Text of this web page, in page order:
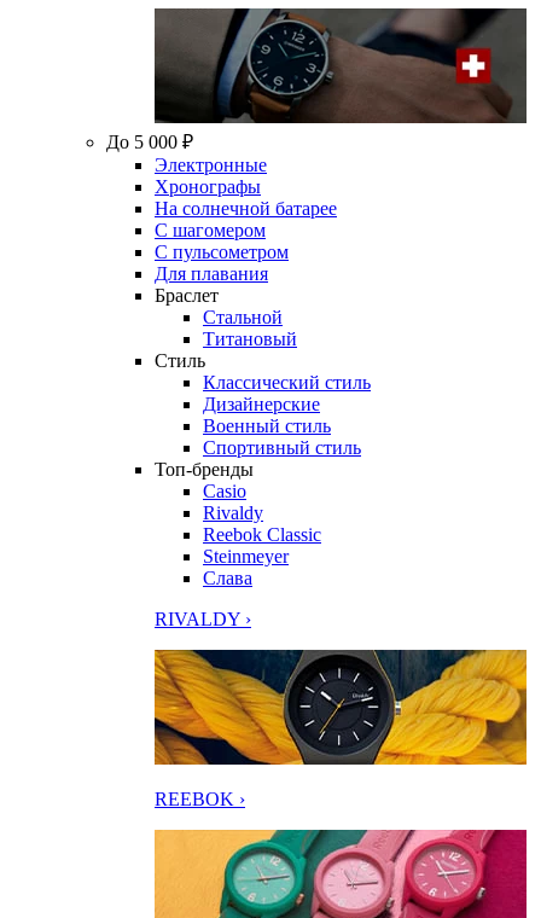
До 5 000 ₽
Электронные
Хронографы
На солнечной батарее
С шагомером
С пульсометром
Для плавания
Браслет
Стальной
Титановый
Стиль
Классический стиль
Дизайнерские
Военный стиль
Спортивный стиль
Топ-бренды
Casio
Rivaldy
Reebok Classic
Steinmeyer
Слава
RIVALDY ›
REEBOK ›